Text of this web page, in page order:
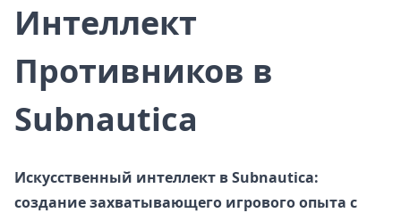
Интеллект
Противников в
Subnautica
Искусственный интеллект в Subnautica:
создание захватывающего игрового опыта с